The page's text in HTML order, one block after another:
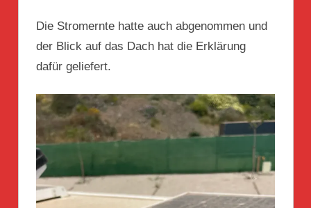
Die Stromernte hatte auch abgenommen und
der Blick auf das Dach hat die Erklärung
dafür geliefert.